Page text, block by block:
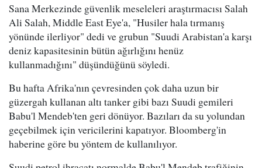
Sana Merkezinde güvenlik meseleleri araştırmacısı Salah
Ali Salah, Middle East Eye'a, "Husiler hala tırmanış
yönünde ilerliyor" dedi ve grubun "Suudi Arabistan'a karşı
deniz kapasitesinin bütün ağırlığını henüz
kullanmadığını" düşündüğünü söyledi.
Bu hafta Afrika'nın çevresinden çok daha uzun bir
güzergah kullanan altı tanker gibi bazı Suudi gemileri
Babu'l Mendeb'ten geri dönüyor. Bazıları da su yolundan
geçebilmek için vericilerini kapatıyor. Bloomberg'in
haberine göre bu yöntem de kullanılıyor.